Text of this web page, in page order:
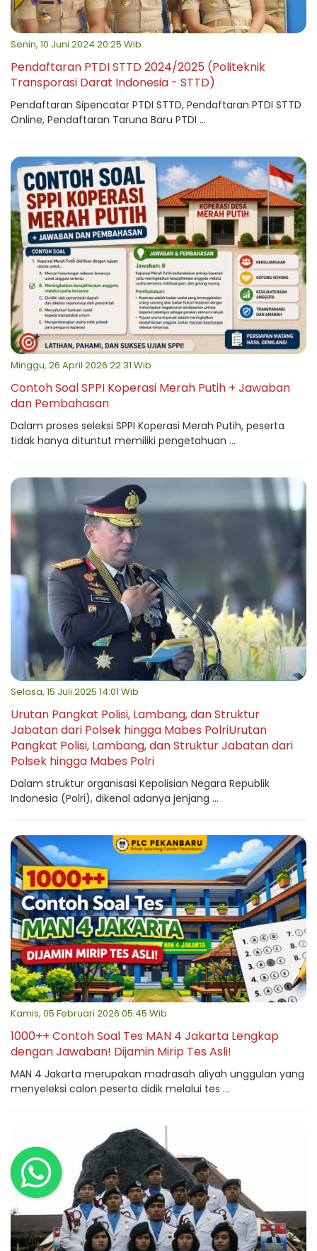
Senin, 10 Juni 2024 20:25 Wib
Pendaftaran PTDI STTD 2024/2025 (Politeknik
Transporasi Darat Indonesia - STTD)
Pendaftaran Sipencatar PTDI STTD, Pendaftaran PTDI STTD
Online, Pendaftaran Taruna Baru PTDI ...
Minggu, 26 April 2026 22:31 Wib
Contoh Soal SPPI Koperasi Merah Putih + Jawaban
dan Pembahasan
Dalam proses seleksi SPPI Koperasi Merah Putih, peserta
tidak hanya dituntut memiliki pengetahuan ...
Selasa, 15 Juli 2025 14:01 Wib
Urutan Pangkat Polisi, Lambang, dan Struktur
Jabatan dari Polsek hingga Mabes PolriUrutan
Pangkat Polisi, Lambang, dan Struktur Jabatan dari
Polsek hingga Mabes Polri
Dalam struktur organisasi Kepolisian Negara Republik
Indonesia (Polri), dikenal adanya jenjang ...
Kamis, 05 Februari 2026 05:45 Wib
1000++ Contoh Soal Tes MAN 4 Jakarta Lengkap
dengan Jawaban! Dijamin Mirip Tes Asli!
MAN 4 Jakarta merupakan madrasah aliyah unggulan yang
menyeleksi calon peserta didik melalui tes ...